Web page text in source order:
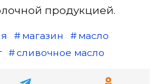
продукцией.
магазин
масло
сливочное масло